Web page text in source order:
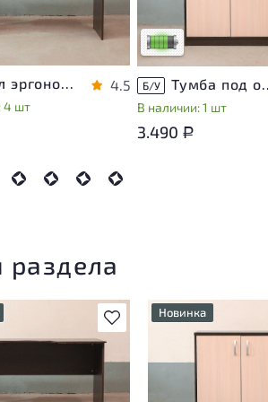
износа
Стол эргономичный ЛДСП Венге
4 шт
4.5
Низкая степень
Б/У Тумба
В наличии: 1 шт
3.490 Р
раздела
В избранное
присутствуют
следы
не влияющие
его
Новинка
У товара
незначительные
эксплуатации, не
на удобство его